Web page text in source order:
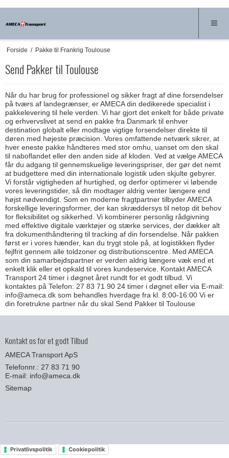
Forside / Pakke til Frankrig Toulouse
Send Pakker til Toulouse
Når du har brug for professionel og sikker fragt af dine forsendelser
på tværs af landegrænser, er AMECA din dedikerede specialist i
pakkelevering til hele verden. Vi har gjort det enkelt for både private
og erhvervslivet at send en pakke fra Danmark til enhver
destination globalt eller modtage vigtige forsendelser direkte til
døren med højeste præcision. Vores omfattende netværk sikrer, at
hver eneste pakke håndteres med stor omhu, uanset om den skal
til naboflandet eller den anden side af kloden. Ved at vælge AMECA
får du adgang til gennemskuelige leveringspriser, der gør det nemt
at budgettere med din internationale logistik uden skjulte gebyrer.
Vi forstår vigtigheden af hurtighed, og derfor optimerer vi løbende
vores leveringstider, så din modtager aldrig venter længere end
højst nødvendigt. Som en moderne fragtpartner tilbyder AMECA
forskellige leveringsformer, der kan skræddersys til netop dit behov
for fleksibilitet og sikkerhed. Vi kombinerer personlig rådgivning
med effektive digitale værktøjer og stærke services, der dækker alt
fra dokumenthåndtering til tracking af din forsendelse. Når pakken
først er i vores hænder, kan du trygt stole på, at logistikken flyder
fejlfrit gennem alle toldzoner og distributionscentre. Med AMECA
som din samarbejdspartner er verden aldrig længere væk end et
enkelt klik eller et opkald til vores kundeservice. Kontakt AMECA
Transport 24 timer i døgnet året rundt for et godt tilbud. Vi
kontaktes på Telefon: 27 83 71 90 24 timer i døgnet eller via E-mail:
info@ameca.dk som behandles hverdage fra kl. 8:00-16:00 Vi er
din foretrukne partner når du skal Send Pakker til Toulouse
Kontakt os for et godt Tilbud
AMECA Transport ApS
Telefonnr.: 27 83 71 90
E-mail: info@ameca.dk
Sitemap
Privatlivspolitik Cookiepolitik